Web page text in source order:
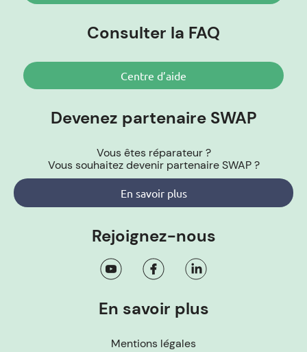
Consulter la FAQ
Centre d’aide
Devenez partenaire SWAP
Vous êtes réparateur ?
Vous souhaitez devenir partenaire SWAP ?
En savoir plus
Rejoignez-nous
En savoir plus
Mentions légales